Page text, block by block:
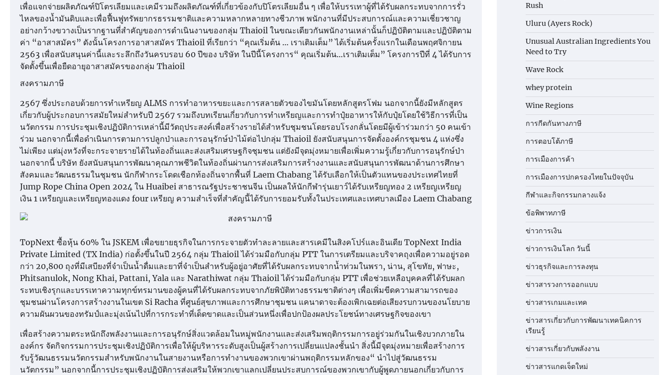
เพื่อแจกจ่ายผลิตภัณฑ์ปิโตรเลียมและเคมีรวมถึงผลิตภัณฑ์ที่เกี่ยวข้องกับปิโตรเลียมอื่น ๆ เพื่อให้บรรเทาผู้ที่ได้รับผลกระทบจากการรั่ว
ไหลของน้ำมันดิบและเพื่อฟื้นฟูทรัพยากรธรรมชาติและความหลากหลายทางชีวภาพ พนักงานที่มีประสบการณ์และความเชี่ยวชาญ
อย่างกว้างขวางเป็นรากฐานที่สำคัญของการดำเนินงานของกลุ่ม Thaioil ในขณะเดียวกันพนักงานเหล่านั้นก็ปฏิบัติตามและปฏิบัติตาม
ค่า “อาสาสมัคร” ดังนั้นโครงการอาสาสมัคร Thaioil ที่เรียกว่า “คุณเริ่มต้น … เราเติมเต็ม” ได้เริ่มต้นครั้งแรกในเดือนพฤศจิกายน
2563 เพื่อสนับสนุนค่านี้และระลึกถึงวันครบรอบ 60 ปีของ บริษัท ในปีนี้โครงการ“ คุณเริ่มต้น…เราเติมเต็ม” โครงการปีที่ 4 ได้รับการ
จัดตั้งขึ้นเพื่อยืดอายุอาสาสมัครของกลุ่ม Thaioil
สงครามภาษี
2567 ซึ่งประกอบด้วยการทำเหรียญ ALMS การทำอาหารขยะและการสลายตัวของไขมันโดยหลักสูตรโฟม นอกจากนี้ยังมีหลักสูตร
เกี่ยวกับผู้ประกอบการสมัยใหม่สำหรับปี 2567 รวมถึงบทเรียนเกี่ยวกับการทำเหรียญและการทำปุ๋ยอาหารให้กับปุ๋ยโดยใช้วิธีการที่เป็น
นวัตกรรม การประชุมเชิงปฏิบัติการเหล่านี้มีวัตถุประสงค์เพื่อสร้างรายได้สำหรับชุมชนโดยรอบโรงกลั่นโดยมีผู้เข้าร่วมกว่า 50 คนเข้า
ร่วม นอกจากนี้เพื่อดำเนินการตามการปลูกป่าและการอนุรักษ์ป่าไม้ต่อไปกลุ่ม Thaioil ยังสนับสนุนการจัดตั้งองค์กรชุมชน 4 แห่งซึ่ง
ไม่เพียง แต่มุ่งหวังที่จะกระจายรายได้ในท้องถิ่นและส่งเสริมเศรษฐกิจชุมชน แต่ยังมีจุดมุ่งหมายเพื่อเพิ่มความรู้เกี่ยวกับการอนุรักษ์ป่า
นอกจากนี้ บริษัท ยังสนับสนุนการพัฒนาคุณภาพชีวิตในท้องถิ่นผ่านการส่งเสริมการสร้างงานและสนับสนุนการพัฒนาด้านการศึกษา
สังคมและวัฒนธรรมในชุมชน นักกีฬากระโดดเชือกท้องถิ่นจากพื้นที่ Laem Chabang ได้รับเลือกให้เป็นตัวแทนของประเทศไทยที่
Jump Rope China Open 2024 ใน Huaibei สาธารณรัฐประชาชนจีน เป็นผลให้นักกีฬารุ่นเยาว์ได้รับเหรียญทอง 2 เหรียญเหรียญ
เงิน 1 เหรียญและเหรียญทองแดง four เหรียญ ความสำเร็จที่สำคัญนี้ได้รับการยอมรับทั้งในประเทศและเทศบาลเมือง Laem Chabang
TopNext ซื้อหุ้น 60% ใน JSKEM เพื่อขยายธุรกิจในการกระจายตัวทำละลายและสารเคมีในสิงคโปร์และอินเดีย TopNext India
Private Limited (TX India) ก่อตั้งขึ้นในปี 2564 กลุ่ม Thaioil ได้ร่วมมือกับกลุ่ม PTT ในการเตรียมและบริจาคถุงเพื่อความอยู่รอด
กว่า 20,800 ถุงที่มีเสบียงที่จำเป็นน้ำดื่มและยาที่จำเป็นสำหรับผู้อยู่อาศัยที่ได้รับผลกระทบจากน้ำท่วมในพรา, น่าน, สุโขทัย, ฟาษะ,
Phitsanulok, Nong Khai, Pattani, Yala และ Narathiwat กลุ่ม Thaioil ได้ร่วมมือกับกลุ่ม PTT เพื่อช่วยเหลือบุคคลที่ได้รับผลก
ระทบเชิงรุกและบรรเทาความทุกข์ทรมานของผู้คนที่ได้รับผลกระทบจากภัยพิบัติทางธรรมชาติต่างๆ เพื่อเพิ่มขีดความสามารถของ
ชุมชนผ่านโครงการสร้างงานในเขต Si Racha ที่ศูนย์สุขภาพและการศึกษาชุมชน แคนาดาจะต้องเพิกเฉยต่อเสียงรบกวนของนโยบาย
ความผันผวนของทรัมป์และมุ่งเน้นไปที่การกระทำที่เด็ดขาดและเป็นส่วนหนึ่งเพื่อปกป้องผลประโยชน์ทางเศรษฐกิจของเขา
เพื่อสร้างความตระหนักถึงพลังงานและการอนุรักษ์สิ่งแวดล้อมในหมู่พนักงานและส่งเสริมพฤติกรรมการอยู่ร่วมกันในเชิงบวกภายใน
องค์กร จัดกิจกรรมการประชุมเชิงปฏิบัติการเพื่อให้ผู้บริหารระดับสูงเป็นผู้สร้างการเปลี่ยนแปลงชั้นนำ สิ่งนี้มีจุดมุ่งหมายเพื่อสร้างการ
รับรู้วัฒนธรรมนวัตกรรมสำหรับพนักงานในสายงานหรือการทำงานของพวกเขาผ่านพฤติกรรมหลักของ“ นำไปสู่วัฒนธรรม
นวัตกรรม” นอกจากนี้การประชุมเชิงปฏิบัติการส่งเสริมให้พวกเขาแลกเปลี่ยนประสบการณ์ของพวกเขากับผู้พูดภายนอกเกี่ยวกับการ
Rush
Uluru (Ayers Rock)
Unusual Australian Ingredients You
Need to Try
Wave Rock
whey protein
Wine Regions
การกีดกันทางภาษี
การตอบโต้ภาษี
การเมืองการค้า
การเมืองการปกครองไทยในปัจจุบัน
กีฬาและกิจกรรมกลางแจ้ง
ข้อพิพาทภาษี
ข่าวการเงิน
ข่าวการเงินโลก วันนี้
ข่าวธุรกิจและการลงทุน
ข่าวสารวงการออกแบบ
ข่าวสารเกมและเทค
ข่าวสารเกี่ยวกับการพัฒนาเทคนิคการ
เรียนรู้
ข่าวสารเกี่ยวกับพลังงาน
ข่าวสารแกดเจ็ตใหม่